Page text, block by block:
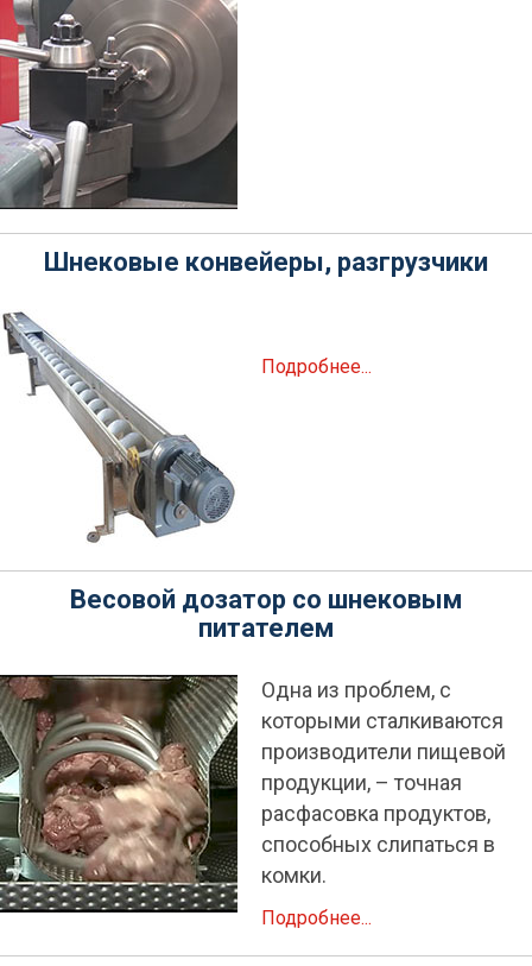
Шнековые конвейеры, разгрузчики
Подробнее...
Весовой дозатор со шнековым
питателем
Одна из проблем, с
которыми сталкиваются
производители пищевой
продукции, – точная
расфасовка продуктов,
способных слипаться в
комки.
Подробнее...